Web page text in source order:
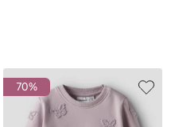
ikke blekes,
70%